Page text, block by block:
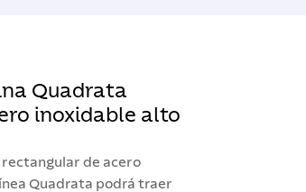
Quadrata
inoxidable alto
rectangular de acero
Quadrata podrá traer